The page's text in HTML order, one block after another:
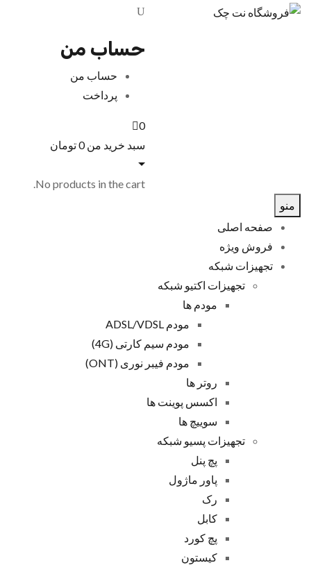
حساب من
حساب من
پرداخت
0
سبد خرید من0تومان
No products in the cart.
منو
صفحه اصلی
فروش ویژه
تجهیزات شبکه
تجهیزات اکتیو شبکه
مودم ها
مودم ADSL/VDSL
مودم سیم کارتی (4G)
مودم فیبر نوری (ONT)
روتر ها
اکسس پوینت ها
سوییچ ها
تجهیزات پسیو شبکه
پچ پنل
پاور ماژول
رک
کابل
پچ کورد
کیستون